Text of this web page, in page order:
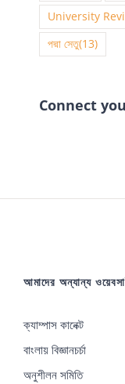
University
পদ্মা সেতু(13)
Connect
আমাদের অন্যান্য
ক্যাম্পাস কানেক্ট
বাংলায় বিজ্ঞানচর্চা
অনুশীলন সমিতি